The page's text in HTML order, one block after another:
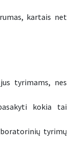
kartais net
tyrimams, nes
kokia tai
tyrimų